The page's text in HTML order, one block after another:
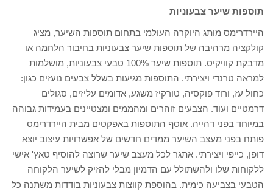
תוספות שיער צבעוניות
היירדרימס מותג היוקרה העולמי בתחום תוספות השיער, מציג
קולקציה מרהיבה של תוספות שיער צבעוניות בחיבור הלחמה או
מדבקת קוויקיס. תוספות שיער 100% טבעי צבעוניות, מושלמות
למראה טרנדי ויצירתי. התוספות מגיעות בשלל צבעים נועזים כגון:
כחול עז, ורוד פוקסיה, טורקיז משגע, אדומים עליזים, סגולים
דרמטיים ועוד. הצבעים זוהרים ומהממים ומצטיינים בעמידות גבוהה
במיוחד בפני דהייה. אוסף התוספות באפקטים מבית היירדרימס
פותח בפני מעצב השיער ממדים חדשים של אפשרויות עיצוב יוצא
דופן, כייפי ויצירתי. אתגר לכל מעצב שיער שרוצה להוסיף טאץ' אישי
ללקוחות שלו ולהשתולל עם הדמיון מבלי להזיק לשיער הלקוחה
הטבעי בצביעה כימית. בהוספת קווצות צבעוניות בודדות משתנה כל